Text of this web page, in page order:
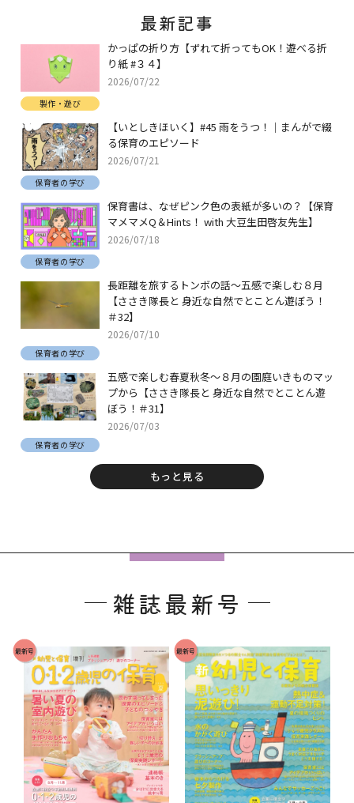
最新記事
かっぱの折り方【ずれて折ってもOK！遊べる折
り紙 #３４】
2026/07/22
製作・遊び
【いとしきほいく】#45 雨をうつ！｜まんがで綴
る保育のエピソード
2026/07/21
保育者の学び
保育書は、なぜピンク色の表紙が多いの？【保育
マメマメQ＆Hints！ with 大豆生田啓友先生】
2026/07/18
保育者の学び
長距離を旅するトンボの話～五感で楽しむ８月
【ささき隊長と 身近な自然でとことん遊ぼう！
＃32】
2026/07/10
保育者の学び
五感で楽しむ春夏秋冬～８月の園庭いきものマッ
プから【ささき隊長と 身近な自然でとことん遊
ぼう！＃31】
2026/07/03
保育者の学び
もっと見る
雑誌最新号
最新号 最新号